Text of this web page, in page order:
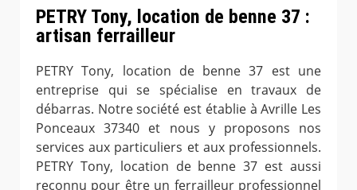
PETRY Tony, location de benne 37 :
artisan ferrailleur
PETRY Tony, location de benne 37 est une
entreprise qui se spécialise en travaux de
débarras. Notre société est établie à Avrille Les
Ponceaux 37340 et nous y proposons nos
services aux particuliers et aux professionnels.
PETRY Tony, location de benne 37 est aussi
reconnu pour être un ferrailleur professionnel